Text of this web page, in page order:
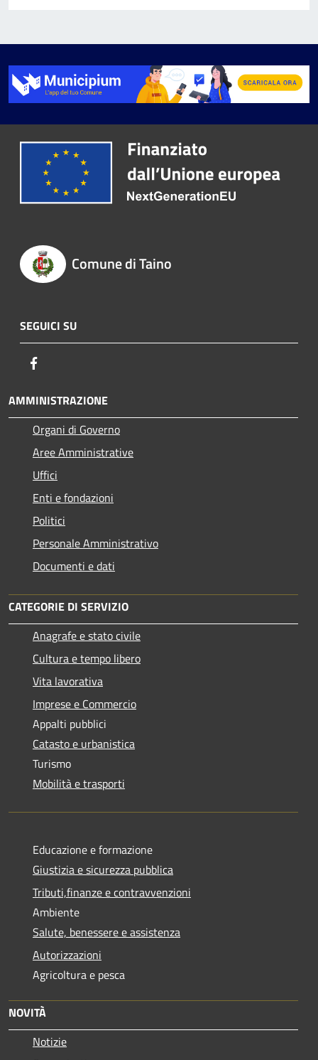
Comune di Taino
SEGUICI SU
AMMINISTRAZIONE
Organi di Governo
Aree Amministrative
Uffici
Enti e fondazioni
Politici
Personale Amministrativo
Documenti e dati
CATEGORIE DI SERVIZIO
Anagrafe e stato civile
Cultura e tempo libero
Vita lavorativa
Imprese e Commercio
Appalti pubblici
Catasto e urbanistica
Turismo
Mobilità e trasporti
Educazione e formazione
Giustizia e sicurezza pubblica
Tributi,finanze e contravvenzioni
Ambiente
Salute, benessere e assistenza
Autorizzazioni
Agricoltura e pesca
NOVITÀ
Notizie